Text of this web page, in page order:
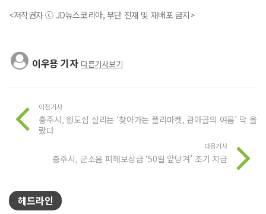
<저작권자 ⓒ JD뉴스코리아, 무단 전재 및 재배포 금지>
이우용 기자 다른기사보기
이전기사
충주시, 원도심 살리는 ‘찾아가는 플리마켓, 관아골의 여름’ 막 올
랐다
다음기사
충주시, 군소음 피해보상금 ‘50일 앞당겨’ 조기 지급
헤드라인